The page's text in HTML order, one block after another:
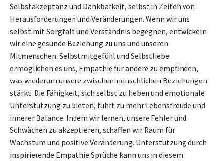
Selbstakzeptanz und Dankbarkeit, selbst in Zeiten von
Herausforderungen und Veränderungen. Wenn wir uns
selbst mit Sorgfalt und Verständnis begegnen, entwickeln
wir eine gesunde Beziehung zu uns und unseren
Mitmenschen. Selbstmitgefühl und Selbstliebe
ermöglichen es uns, Empathie für andere zu empfinden,
was wiederum unsere zwischenmenschlichen Beziehungen
stärkt. Die Fähigkeit, sich selbst zu lieben und emotionale
Unterstützung zu bieten, führt zu mehr Lebensfreude und
innerer Balance. Indem wir lernen, unsere Fehler und
Schwächen zu akzeptieren, schaffen wir Raum für
Wachstum und positive Veränderung. Unterstützung durch
inspirierende Empathie Sprüche kann uns in diesem